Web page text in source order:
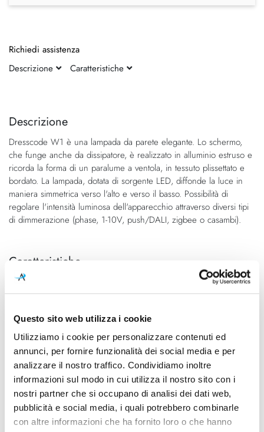
Questo sito web utilizza i cookie
Utilizziamo i cookie per personalizzare contenuti ed
annunci, per fornire funzionalità dei social media e per
analizzare il nostro traffico. Condividiamo inoltre
informazioni sul modo in cui utilizza il nostro sito con i
nostri partner che si occupano di analisi dei dati web,
pubblicità e social media, i quali potrebbero combinarle
con altre informazioni che ha fornito loro o che hanno
fine
galleria
di
immagini
della
di
immagini
Descrizione
Dresscode W1 è una lampada da parete elegante. Lo schermo,
che funge anche da dissipatore, è realizzato in alluminio estruso e
ricorda la forma di un paralume a ventola, in tessuto plissettato e
bordato. La lampada, dotata di sorgente LED, diffonde la luce in
maniera simmetrica verso l'alto e verso il basso. Possibilità di
regolare l'intensità luminosa dell'apparecchio attraverso diversi tipi
di dimmerazione (phase, 1-10V, push/DALI, zigbee o casambi).
Caratteristiche
Cod.Art.
1DCW100063FL1
Giovanni Lauda, 2019
Colore led
3000K
Dimensioni
180mm x 100mm - H 90mm
Sorgente luminosa
Led integrato
Potenza e attacco
16W - 3000K - 1600Lm -
CRI90 - 220-240V
Dimmerazione
Taglio di fase
Classe energetica
A++, A+, A
Richiedi assistenza
Descrizione
Caratteristiche